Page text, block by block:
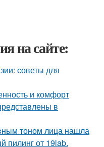
на сайте:
советы для
и комфорт
в
тоном лица нашла
пилинг от 19lab.